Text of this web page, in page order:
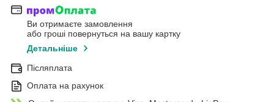
Ви отримаєте замовлення
або гроші повернуться на вашу картку
Детальніше
Післяплата
Оплата на рахунок